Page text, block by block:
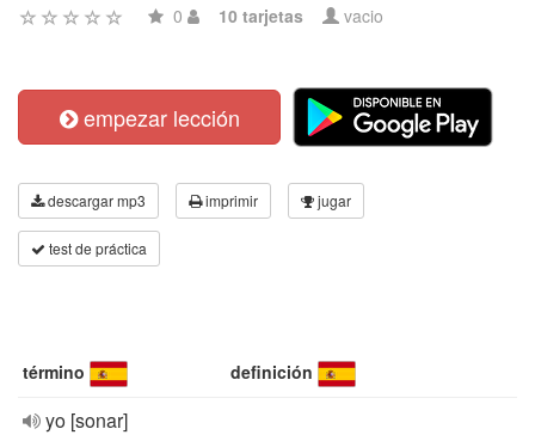
0 10 tarjetas vacio
empezar lección
descargar mp3 imprimir jugar
test de práctica
término definición
yo [sonar]